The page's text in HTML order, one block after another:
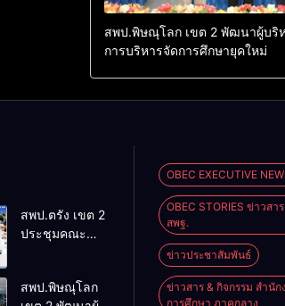
สพป.พิษณุโลก เขต 2 พัฒนาผู้บริ
การบริหารจัดการศึกษายุคใหม่
สพป.ตรัง เขต 2
ประชุมคณะ
60 ปี ครองราชย์
สพป.พิษณุโลก
OBEC EXECUTIVE
OBEC STORIES ข่าวสา
สพฐ.
ข่าวประชาสัมพันธ์
ข่าวสาร & กิจกรรม สำนั
การศึกษา ภาคกลาง